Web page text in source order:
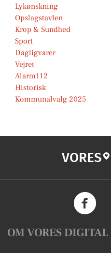
Lykønskning
Opslagstavlen
Krop & Sundhed
Sport
Dagligvarer
Vejret
Alarm112
Historisk
Kommunalvalg 2025
VORES
OM VORES DIGITAL